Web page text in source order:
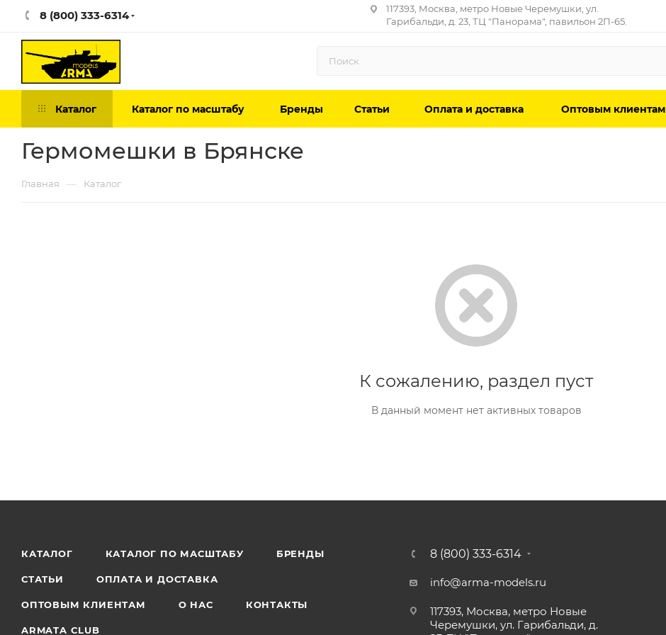
8 (800) 333-6314
117393, Москва, метро Новые Черемушки, ул.
Гарибальди, д. 23, ТЦ "Панорама", павильон 2П-65.
Каталог Каталог по масштабу Бренды Статьи Оплата и доставка Оптовым клиентам
Гермомешки в Брянске
Главная — Каталог
К сожалению, раздел пуст
В данный момент нет активных товаров
КАТАЛОГ КАТАЛОГ ПО МАСШТАБУ БРЕНДЫ
СТАТЬИ ОПЛАТА И ДОСТАВКА
ОПТОВЫМ КЛИЕНТАМ О НАС КОНТАКТЫ
ARMATA CLUB
8 (800) 333-6314
info@arma-models.ru
117393, Москва, метро Новые
Черемушки, ул. Гарибальди, д.